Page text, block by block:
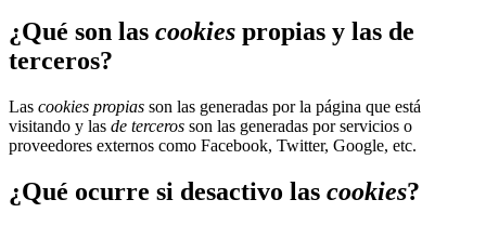
¿Qué son las cookies propias y las de
terceros?
Las cookies propias son las generadas por la página que está
visitando y las de terceros son las generadas por servicios o
proveedores externos como Facebook, Twitter, Google, etc.
¿Qué ocurre si desactivo las cookies?